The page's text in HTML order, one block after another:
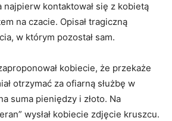
najpierw kontaktował się z kobietą
na czacie. Opisał tragiczną
w którym pozostał sam.
kobiecie, że przekaże
otrzymać za ofiarną służbę w
suma pieniędzy i złoto. Na
wysłał kobiecie zdjęcie kruszcu.